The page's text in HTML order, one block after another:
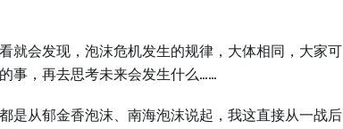
就会发现，泡沫危机发生的规律，大体相同，大家可
事，再去思考未来会发生什么……
是从郁金香泡沫、南海泡沫说起，我这直接从一战后